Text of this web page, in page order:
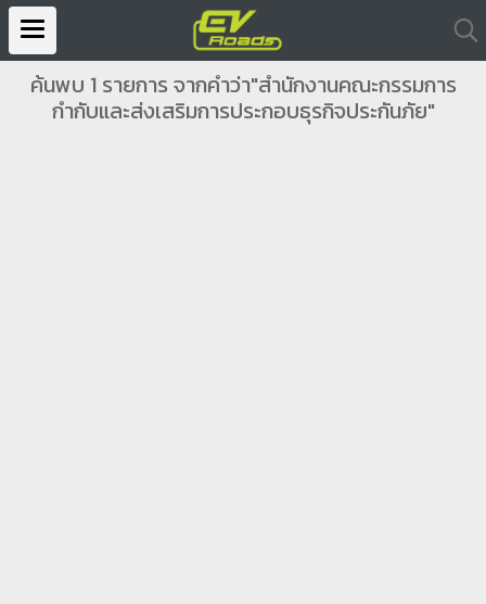
ค้นพบ 1 รายการ จากคำว่า"สำนักงานคณะกรรมการ
กำกับและส่งเสริมการประกอบธุรกิจประกันภัย"